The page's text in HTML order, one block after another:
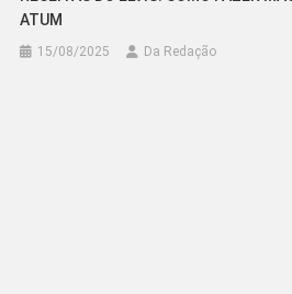
ATUM
15/08/2025 Da Redação